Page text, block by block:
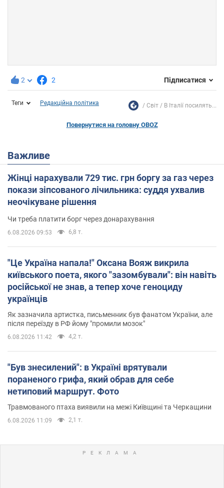
2 2 Підписатися
Теги Редакційна політика Світ В Італії посилять...
Повернутися на головну OBOZ
Важливе
Жінці нарахували 729 тис. грн боргу за газ через
покази зіпсованого лічильника: суддя ухвалив
неочікуване рішення
Чи треба платити борг через донарахування
6.08.2026 09:53 6,8 т.
"Це Україна напала!" Оксана Вояж викрила
київського поета, якого "зазомбували": він навіть
російської не знав, а тепер хоче геноциду
українців
Як зазначила артистка, письменник був фанатом України, але
після переїзду в РФ йому "промили мозок"
6.08.2026 11:42 4,2 т.
"Був знесилений": в Україні врятували
пораненого грифа, який обрав для себе
нетиповий маршрут. Фото
Травмованого птаха виявили на межі Київщині та Черкащини
6.08.2026 11:09 2,1 т.